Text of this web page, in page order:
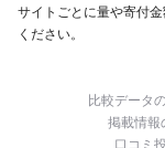
サイトごとに量や寄付
ください。
比較データ
掲載情報
口コミ